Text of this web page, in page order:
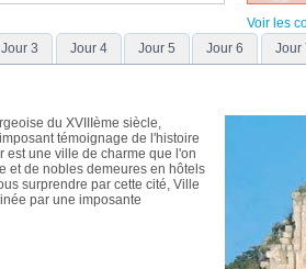
Voir les
Jour 3 Jour 4 Jour 5 Jour 6 Jour
du XVIIIème siècle,
témoignage de l'histoire
est une ville de charme que l'on
et de nobles demeures en hôtels
surprendre par cette cité, Ville
par une imposante